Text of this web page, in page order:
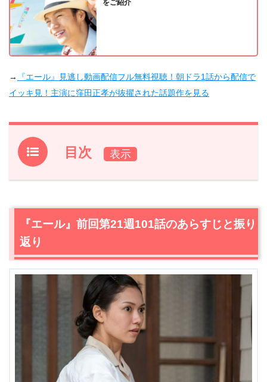
をご紹介
→
『エール』見逃し動画配信フル無料視聴！朝ドラ1話から配信で
イッキ見！主演に窪田正孝が抜擢された話題作を見る
目次
1.『エール』前回第21週101話のあらすじと振り返り
2.1
裕一（窪田正孝）の看病に励む華（古川琴音）。しかし
ツンとした態度をとってしまい猛省する
2.3
最終オーディションを前に対面する音（二階堂ふみ）
と千鶴子（小南満佑子）
「お母さん、私の気持ちわかってない！」家を飛び出
した華（古川琴音）が向かった先は…
才能とは？華（古川琴音）と吟（松井玲奈）は語る。
「母親失格だわ」と呟く音（二階堂ふみ）の想い
『エール』第21週102話あらすじ・ネタバレ感想まとめ
『エール』前回第21週101話のあらすじと振り
返り